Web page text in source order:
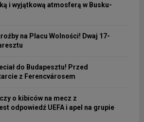
i wyjątkową atmosferą w Busku-
na Placu Wolności! Dwaj 17-
do Budapesztu! Przed
z Ferencvárosem
o kibiców na mecz z
odpowiedź UEFA i apel na grupie